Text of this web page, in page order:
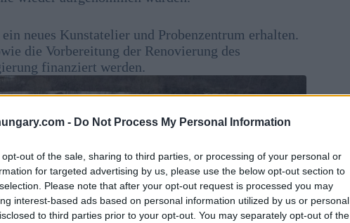
- Do Not Process My Personal Information
opt-out of the sale, sharing to third parties, or processing of your personal or
for targeted advertising by us, please use the below opt-out section to
Please note that after your opt-out request is processed you may
interest-based ads based on personal information utilized by us or personal
to third parties prior to your opt-out. You may separately opt-out of the
neues Kunstatelier und Probenzentrum erhalten.
die Vorbereitung der Renovierung des
finanziert werden.